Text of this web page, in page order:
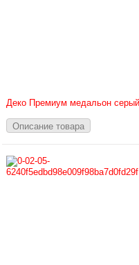
Деко Премиум медальон серый
Описание товара